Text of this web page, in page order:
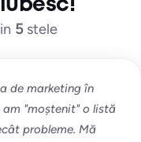
5stele
de marketing în
am "moștenit" o listă
probleme. Mă